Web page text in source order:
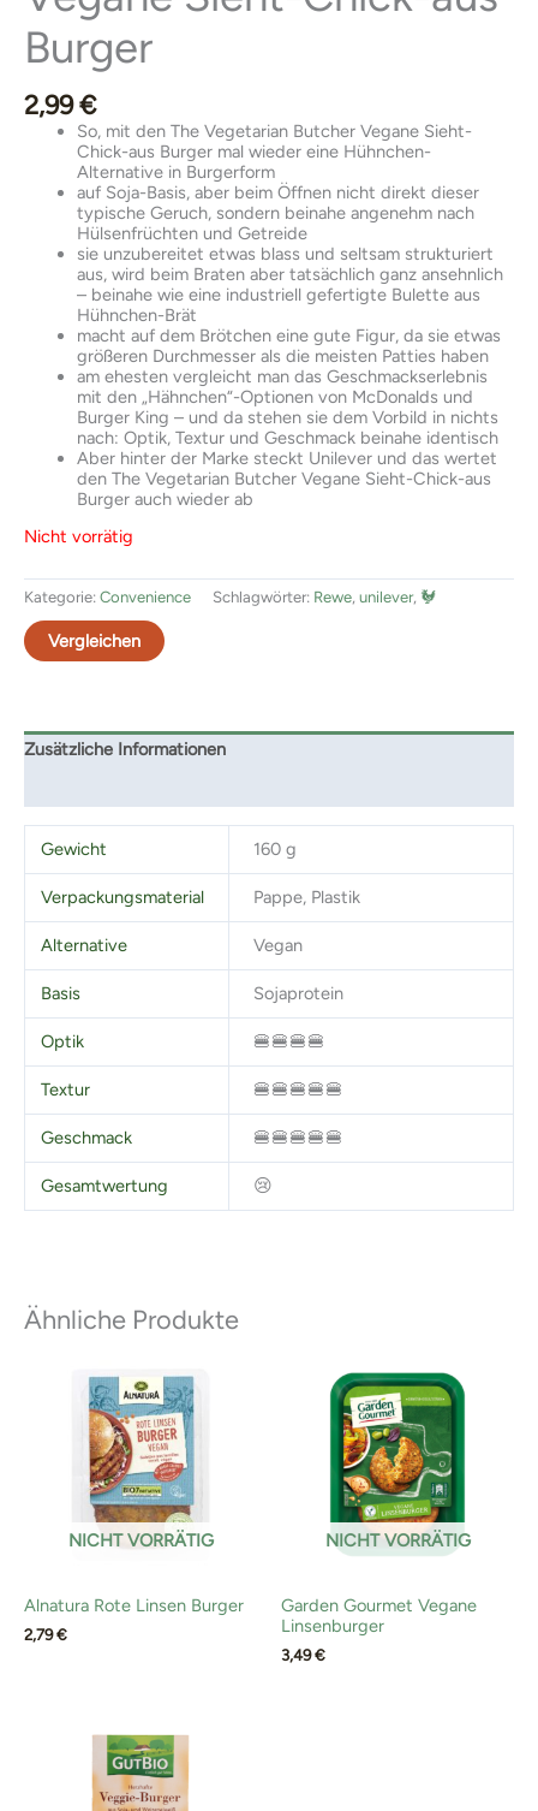
Burger
2,99€
So, mit den The Vegetarian Butcher Vegane Sieht-
Chick-aus Burger mal wieder eine Hühnchen-
Alternative in Burgerform
auf Soja-Basis, aber beim Öffnen nicht direkt dieser
typische Geruch, sondern beinahe angenehm nach
Hülsenfrüchten und Getreide
sie unzubereitet etwas blass und seltsam strukturiert
aus, wird beim Braten aber tatsächlich ganz ansehnlich
– beinahe wie eine industriell gefertigte Bulette aus
Hühnchen-Brät
macht auf dem Brötchen eine gute Figur, da sie etwas
größeren Durchmesser als die meisten Patties haben
am ehesten vergleicht man das Geschmackserlebnis
mit den „Hähnchen“-Optionen von McDonalds und
Burger King – und da stehen sie dem Vorbild in nichts
nach: Optik, Textur und Geschmack beinahe identisch
Aber hinter der Marke steckt Unilever und das wertet
den The Vegetarian Butcher Vegane Sieht-Chick-aus
Burger auch wieder ab
Nicht vorrätig
Kategorie: Convenience Schlagwörter: Rewe, unilever, 🐓
Vergleichen
Zusätzliche Informationen
Gewicht 160 g
Verpackungsmaterial Pappe, Plastik
Alternative Vegan
Basis Sojaprotein
Optik 🍔🍔🍔🍔
Textur 🍔🍔🍔🍔🍔
Geschmack 🍔🍔🍔🍔🍔
Gesamtwertung 😢
Ähnliche Produkte
NICHT VORRÄTIG
Alnatura Rote Linsen Burger
2,79€
NICHT VORRÄTIG
Garden Gourmet Vegane
Linsenburger
3,49€